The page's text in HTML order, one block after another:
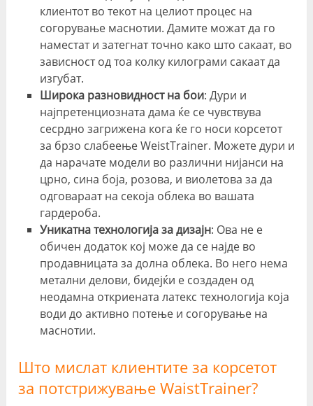
клиентот во текот на целиот процес на
согорување маснотии. Дамите можат да го
наместат и затегнат точно како што сакаат, во
зависност од тоа колку килограми сакаат да
изгубат.
Широка разновидност на бои: Дури и
најпретенциозната дама ќе се чувствува
сесрдно загрижена кога ќе го носи корсетот
за брзо слабеење WeistTrainer. Можете дури и
да нарачате модели во различни нијанси на
црно, сина боја, розова, и виолетова за да
одговараат на секоја облека во вашата
гардероба.
Уникатна технологија за дизајн: Ова не е
обичен додаток кој може да се најде во
продавницата за долна облека. Во него нема
метални делови, бидејќи е создаден од
неодамна откриената латекс технологија која
води до активно потење и согорување на
маснотии.
Што мислат клиентите за корсетот
за потстрижување WaistTrainer?